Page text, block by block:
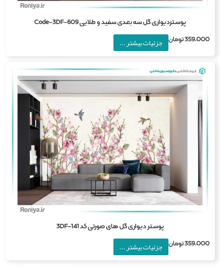
پوستردیواری گل سه بعدی سفید و طلایی Code-3DF-609
تومان جزئیات بیشتر ...
پوستر دیواری گل های صورتی کد 3DF-141
تومان جزئیات بیشتر ...